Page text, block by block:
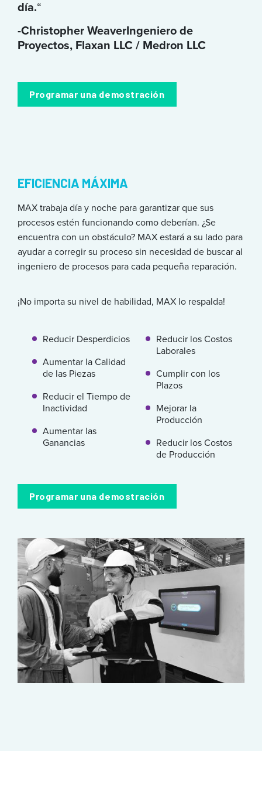
día.“
-Christopher WeaverIngeniero de
Proyectos, Flaxan LLC / Medron LLC
Programar una demostración
EFICIENCIA MÁXIMA
MAX trabaja día y noche para garantizar que sus
procesos estén funcionando como deberían. ¿Se
encuentra con un obstáculo? MAX estará a su lado para
ayudar a corregir su proceso sin necesidad de buscar al
ingeniero de procesos para cada pequeña reparación.
¡No importa su nivel de habilidad, MAX lo respalda!
Reducir Desperdicios
Aumentar la Calidad
de las Piezas
Reducir el Tiempo de
Inactividad
Aumentar las
Ganancias
Reducir los Costos
Laborales
Cumplir con los
Plazos
Mejorar la
Producción
Reducir los Costos
de Producción
Programar una demostración